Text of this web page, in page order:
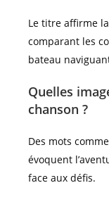
Le titre affirme
comparant les
bateau
Quelles
chanson ?
Des mots
évoquent
face aux défis.